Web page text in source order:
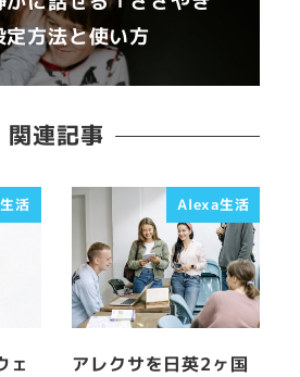
方法と使い方
関連記事
活
ェ
Alexa生活
アレクサを日英2ヶ国